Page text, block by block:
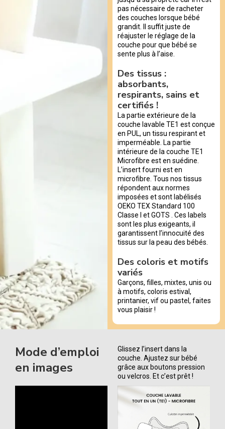
pas nécessaire de racheter
des couches lorsque bébé
grandit. Il suffit juste de
réajuster le réglage de la
couche pour que bébé se
sente plus à l’aise.
Des tissus :
absorbants,
respirants, sains et
certifiés !
La partie extérieure de la
couche lavable TE1 est conçue
en PUL, un tissu respirant et
imperméable. La partie
intérieure de la couche TE1
Microfibre est en suédine.
L’insert fourni est en
microfibre. Tous nos tissus
répondent aux normes
imposées et sont labélisés
OEKO TEX Standard 100
Classe I et GOTS . Ces labels
sont les plus exigeants, il
garantissent l’innocuité des
tissus sur la peau des bébés.
Des coloris et motifs
variés
Garçons, filles, mixtes, unis ou
à motifs, coloris estival,
printanier, vif ou pastel, faites
vous plaisir !
Mode d’emploi
en images
Glissez l’insert dans la
couche. Ajustez sur bébé
grâce aux boutons pression
ou velcros. Et c’est prêt !